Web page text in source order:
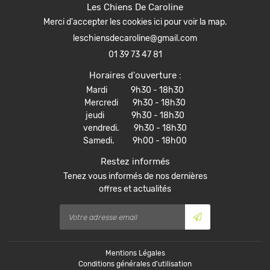
Les Chiens De Caroline
Merci d'accepter les cookies icipour voir la map.
01 39 73 47 81
Horaires d'ouverture :
Mardi 9h30 - 18h30
Mercredi 9h30 - 18h30
jeudi 9h30 - 18h30
vendredi. 9h30 - 18h30
Samedi. 9h00 - 18h00
Restez informés
Tenez vous informés de nos dernières
offres et actualités
Mentions Légales
Conditions générales d'utilisation